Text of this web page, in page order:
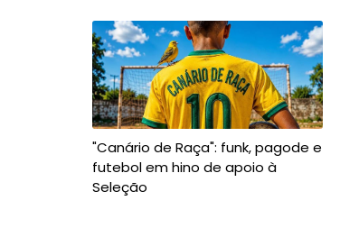
"Canário de Raça": funk, pagode e
futebol em hino de apoio à
Seleção